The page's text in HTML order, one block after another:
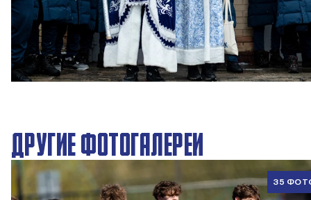
Новогодний праздник в Академии ПФК ЦСКА
27 ДЕКАБРЯ 2025 09:00
ДРУГИЕ ФОТОГАЛЕРЕИ
35